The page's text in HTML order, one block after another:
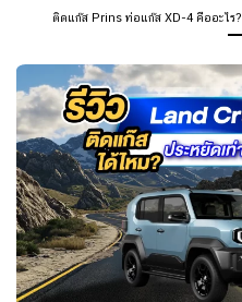
ติดแก๊ส Prins ท่อแก๊ส XD-4 คืออะไร